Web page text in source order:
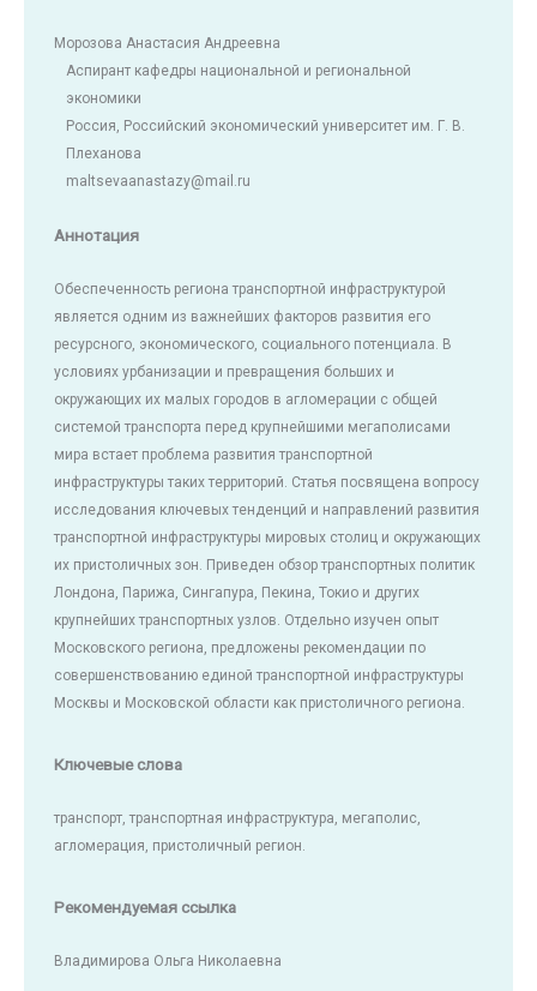
Морозова Анастасия Андреевна
Аспирант кафедры национальной и региональной
экономики
Россия, Российский экономический университет им. Г. В.
Плеханова
maltsevaanastazy@mail.ru
Аннотация
Обеспеченность региона транспортной инфраструктурой
является одним из важнейших факторов развития его
ресурсного, экономического, социального потенциала. В
условиях урбанизации и превращения больших и
окружающих их малых городов в агломерации с общей
системой транспорта перед крупнейшими мегаполисами
мира встает проблема развития транспортной
инфраструктуры таких территорий. Статья посвящена вопросу
исследования ключевых тенденций и направлений развития
транспортной инфраструктуры мировых столиц и окружающих
их пристоличных зон. Приведен обзор транспортных политик
Лондона, Парижа, Сингапура, Пекина, Токио и других
крупнейших транспортных узлов. Отдельно изучен опыт
Московского региона, предложены рекомендации по
совершенствованию единой транспортной инфраструктуры
Москвы и Московской области как пристоличного региона.
Ключевые слова
транспорт, транспортная инфраструктура, мегаполис,
агломерация, пристоличный регион.
Рекомендуемая ссылка
Владимирова Ольга Николаевна